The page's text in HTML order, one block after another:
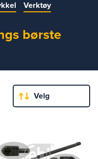
Verktøy
børste